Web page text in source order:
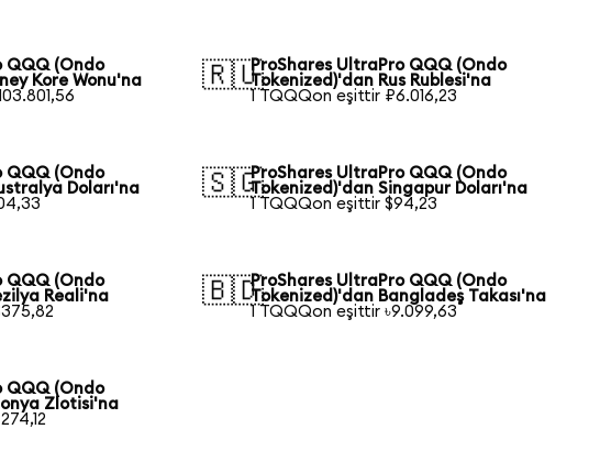
QQQ (Ondo
Kore Wonu'na
🇷🇺ProShares UltraPro QQQ (Ondo
Tokenized)'dan Rus Rublesi'na
1 TQQQon eşittir ₽6.016,23
QQQ (Ondo
Doları'na
🇸🇬ProShares UltraPro QQQ (Ondo
Tokenized)'dan Singapur Doları'na
1 TQQQon eşittir $94,23
QQQ (Ondo
Reali'na
🇧🇩ProShares UltraPro QQQ (Ondo
Tokenized)'dan Bangladeş Takası'na
1 TQQQon eşittir ৳9.099,63
QQQ (Ondo
Zlotisi'na